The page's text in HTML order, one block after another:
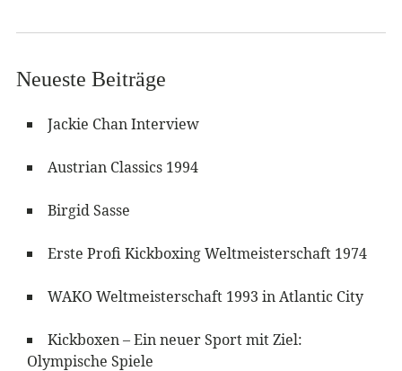
Neueste Beiträge
Jackie Chan Interview
Austrian Classics 1994
Birgid Sasse
Erste Profi Kickboxing Weltmeisterschaft 1974
WAKO Weltmeisterschaft 1993 in Atlantic City
Kickboxen – Ein neuer Sport mit Ziel:
Olympische Spiele